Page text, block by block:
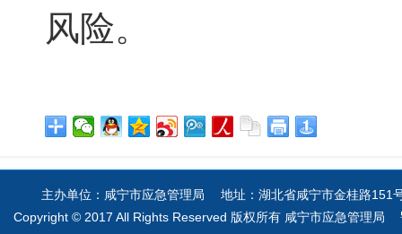
风险。
主办单位：咸宁市应急管理局 地址：湖北省咸宁市金桂路
Copyright © 2017 All Rights Reserved 版权所有 咸宁市应急管理局